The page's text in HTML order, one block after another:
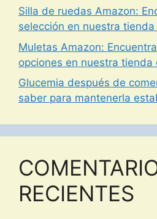
Silla de ruedas Amazon:
selección en nuestra tienda
Muletas Amazon:
opciones en nuestra tienda
Glucemia después de
saber para mantenerla
RECIENTES